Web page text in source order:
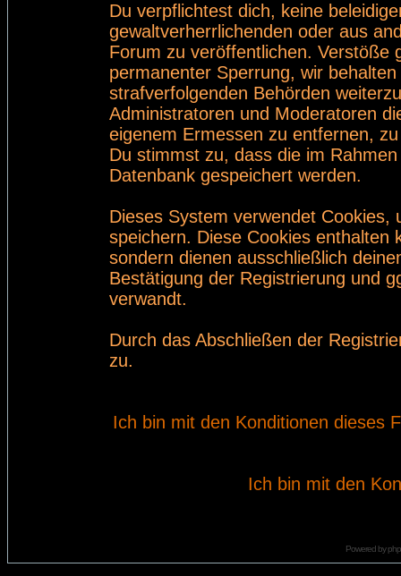
Du verpflichtest dich, keine
gewaltverherrlichenden oder aus
Forum zu veröffentlichen. Verstöße
permanenter Sperrung, wir
strafverfolgenden Behörden
Administratoren und Moderatoren
eigenem Ermessen zu entfernen,
Du stimmst zu, dass die im
Datenbank gespeichert werden.
Dieses System verwendet
speichern. Diese Cookies enthalten
sondern dienen ausschließlich
Bestätigung der Registrierung und
verwandt.
Durch das Abschließen der
zu.
Ich bin mit den Konditionen dieses
Ich bin mit den
Powered by